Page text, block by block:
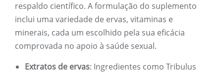
respaldo científico. A formulação do suplemento
inclui uma variedade de ervas, vitaminas e
minerais, cada um escolhido pela sua eficácia
comprovada no apoio à saúde sexual.
Extratos de ervas: Ingredientes como Tribulus